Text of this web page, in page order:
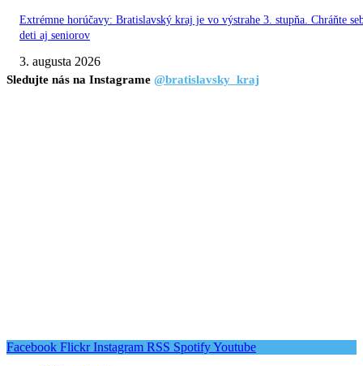
Extrémne horúčavy: Bratislavský kraj je vo výstrahe 3. stupňa. Chráňte
deti aj seniorov
3. augusta 2026
Sledujte nás na Instagrame @bratislavsky_kraj
Facebook Flickr Instagram RSS SpotifyYoutube